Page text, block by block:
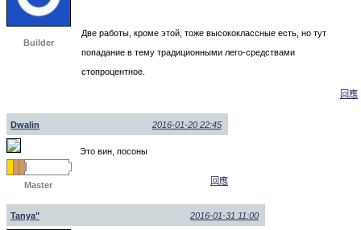
Builder
Две работы, кроме этой, тоже высококлассные есть, но тут
попадание в тему традиционными лего-средствами
стопроцентное.
回應
Dwalin 2016-01-20 22:45
Master
Это вин, посоны
回應
Tanya" 2016-01-31 11:00